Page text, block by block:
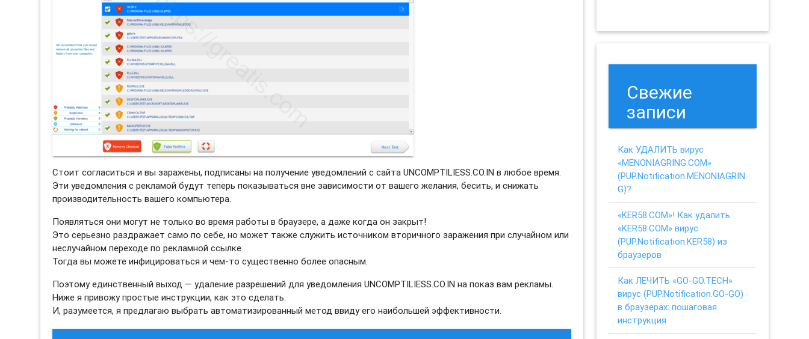
Стоит согласиться и вы заражены, подписаны на получение уведомлений с сайта UNCOMPTILIESS.CO.IN в любое время.
Эти уведомления с рекламой будут теперь показываться вне зависимости от вашего желания, бесить, и снижать
производительность вашего компьютера.
Появляться они могут не только во время работы в браузере, а даже когда он закрыт!
Это серьезно раздражает само по себе, но может также служить источником вторичного заражения при случайном или
неслучайном переходе по рекламной ссылке.
Тогда вы можете инфицироваться и чем-то существенно более опасным.
Поэтому единственный выход — удаление разрешений для уведомления UNCOMPTILIESS.CO.IN на показ вам рекламы.
Ниже я привожу простые инструкции, как это сделать.
И, разумеется, я предлагаю выбрать автоматизированный метод ввиду его наибольшей эффективности.
Свежие
записи
Как УДАЛИТЬ вирус
«MENONIAGRING.COM»
(PUP.Notification.MENONIAGRIN
G)?
«KER58.COM»! Как удалить
«KER58.COM» вирус
(PUP.Notification.KER58) из
браузеров
Как ЛЕЧИТЬ «GO-GO.TECH»
вирус (PUP.Notification.GO-GO)
в браузерах: пошаговая
инструкция